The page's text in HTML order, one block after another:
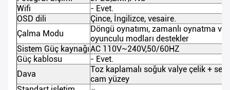
Wifi
- Evet.
OSD dili
Çince, İngilizce, vesaire.
Çalma Modu
Döngü oynatımı, zamanlı oynatma ve
oyunculu modları destekler
Sistem Güç kaynağıAC 110V~240V,50/60HZ
Güç kablosu
- Evet.
Dava
Toz kaplamalı soğuk valye çelik +
cam yüzey